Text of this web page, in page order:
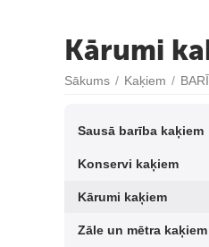
Kārumi
Sākums / Kaķiem /
Sausā barība kaķiem
Konservi kaķiem
Kārumi kaķiem
Zāle un mētra kaķiem